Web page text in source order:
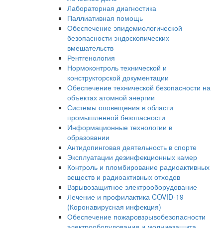
Лабораторная диагностика
Паллиативная помощь
Обеспечение эпидемиологической
безопасности эндоскопических
вмешательств
Рентгенология
Нормоконтроль технической и
конструкторской документации
Обеспечение технической безопасности на
объектах атомной энергии
Системы оповещения в области
промышленной безопасности
Информационные технологии в
образовании
Антидопинговая деятельность в спорте
Эксплуатации дезинфекционных камер
Контроль и пломбирование радиоактивных
веществ и радиоактивных отходов
Взрывозащитное электрооборудование
Лечение и профилактика COVID-19
(Коронавирусная инфекция)
Обеспечение пожаровзрывобезопасности